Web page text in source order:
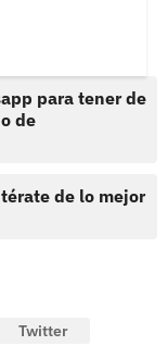
para tener de
de
de lo mejor
Twitter